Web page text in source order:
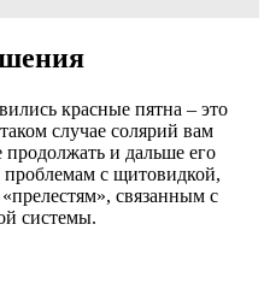
красные пятна – это
случае солярий вам
продолжать и дальше его
проблемам с щитовидкой,
связанным с
системы.